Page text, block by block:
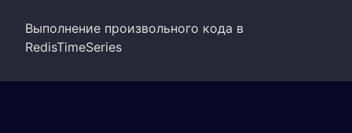
Выполнение произвольного кода в
RedisTimeSeries